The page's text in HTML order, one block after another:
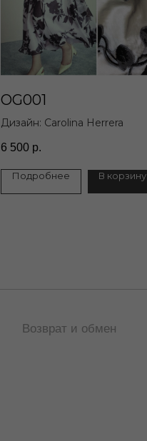
OG001
Дизайн: Carolina Herrera
6 500 р.
Подробнее В корзину
Возврат и обмен